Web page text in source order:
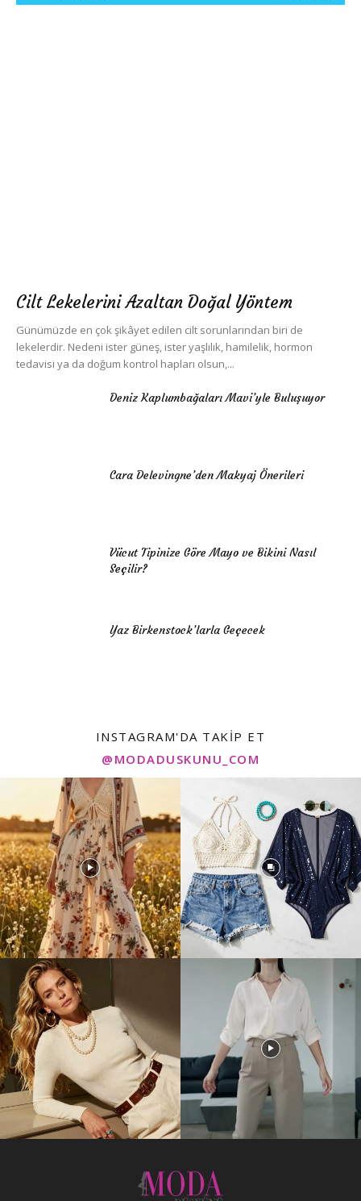
Cilt Lekelerini Azaltan Doğal Yöntem
Günümüzde en çok şikâyet edilen cilt sorunlarından biri de
lekelerdir. Nedeni ister güneş, ister yaşlılık, hamilelik, hormon
tedavisi ya da doğum kontrol hapları olsun,...
Deniz Kaplumbağaları Mavi’yle Buluşuyor
Cara Delevingne’den Makyaj Önerileri
Vücut Tipinize Göre Mayo ve Bikini Nasıl
Seçilir?
Yaz Birkenstock’larla Geçecek
INSTAGRAM'DA TAKIP ET
@MODADUSKUNU_COM